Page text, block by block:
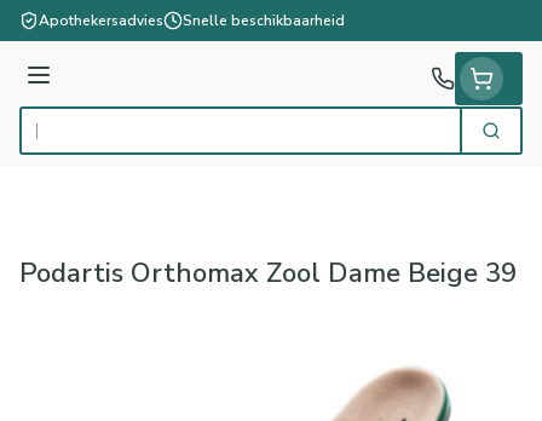
Ga naar de inhoud
Apothekersadvies Snelle beschikbaarheid
Menu
Product, merk, categorie... Zoek
Podartis Orthomax Zool Dame Beige 39